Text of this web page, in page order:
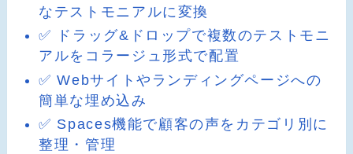
なテストモニアルに変換
✅ ドラッグ&ドロップで複数のテストモニ
アルをコラージュ形式で配置
✅ Webサイトやランディングページへの
簡単な埋め込み
✅ Spaces機能で顧客の声をカテゴリ別に
整理・管理